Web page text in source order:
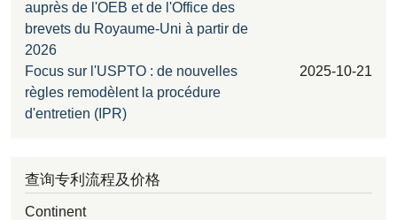
auprès de l'OEB et de l'Office des
brevets du Royaume-Uni à partir de
2026
Focus sur l'USPTO : de nouvelles
règles remodèlent la procédure
d'entretien (IPR)
2025-10-21
查询专利流程及价格
Continent